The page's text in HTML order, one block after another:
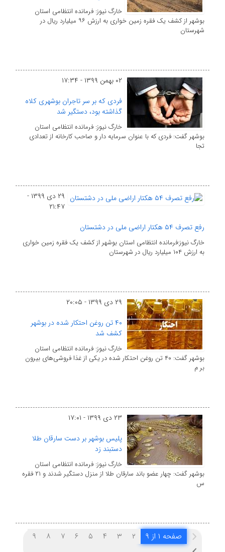
خارگ نیوز: فرمانده انتظامی استان
بوشهر از کشف یک فقره زمین خواری به ارزش ۹۶ میلیارد ریال در
شهرستان
۰۲ بهمن ۱۳۹۹ - ۱۷:۳۴
فردی که بر سر تاجران بوشهری کلاه
گذاشته بود، دستگیر شد
خارگ نیوز: فرمانده انتظامی استان
بوشهر گفت: فردی که با عنوان سرمایه دار و صاحب کارخانه از تعدادی
تجا
۲۹ دی ۱۳۹۹ -
۲۱:۴۷
رفع تصرف ۵۴ هکتار اراضی ملی در دشتستان
خارگ نیوز:‌فرمانده انتظامی استان بوشهر از کشف یک فقره زمین خواری
به ارزش ۱۰۴ میلیارد ریال در شهرستان
۲۹ دی ۱۳۹۹ - ۲۰:۰۵
۴۰ تن روغن احتکار شده در بوشهر
کشف شد
خارگ نیوز: فرمانده انتظامی استان
بوشهر گفت: ۴۰ تن روغن احتکار شده در یکی از غذا فروشی‌های بیرون
بر م
۲۳ دی ۱۳۹۹ - ۱۷:۰۱
پلیس بوشهر بر دست سارقان طلا
دستبند زد
خارگ نیوز: فرمانده انتظامی استان
بوشهر گفت: چهار عضو باند سارقان طلا از منزل دستگیر شدند و ۲۱ فقره
س
صفحه ۱ از ۹ ۲ ۳ ۴ ۵ ۶ ۷ ۸ ۹